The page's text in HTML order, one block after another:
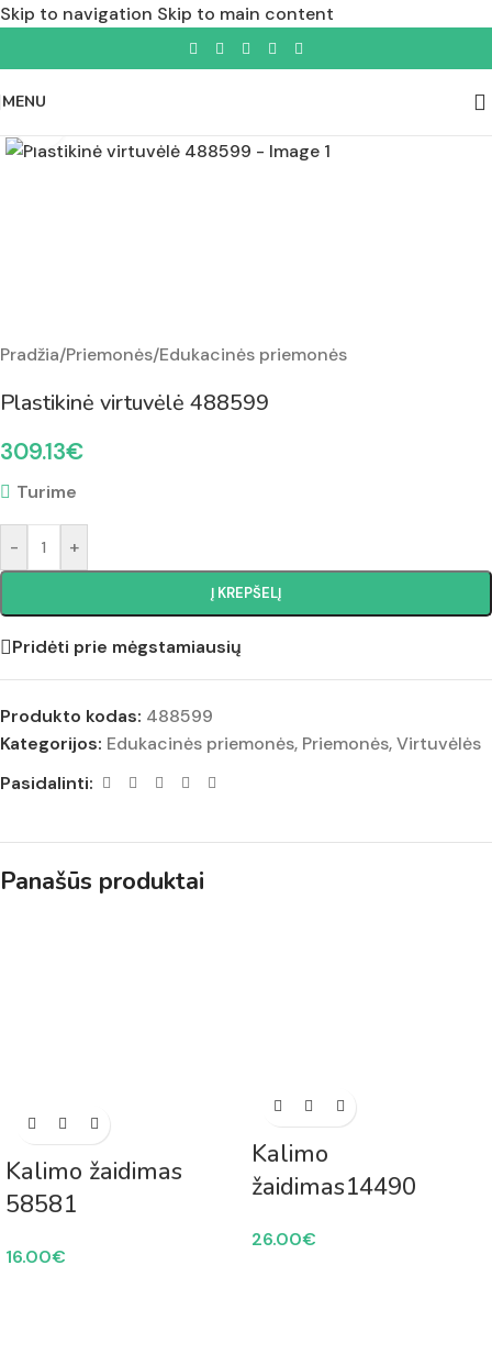
Skip to navigation Skip to main content
MENU
Pradžia/Priemonės/Edukacinės priemonės
Plastikinė virtuvėlė 488599
309.13€
Turime
- +
Į KREPŠELĮ
Pridėti prie mėgstamiausių
Produkto kodas: 488599
Kategorijos: Edukacinės priemonės, Priemonės,Virtuvėlės
Pasidalinti:
Panašūs produktai
Kalimo žaidimas
58581
16.00€
Kalimo
žaidimas14490
26.00€